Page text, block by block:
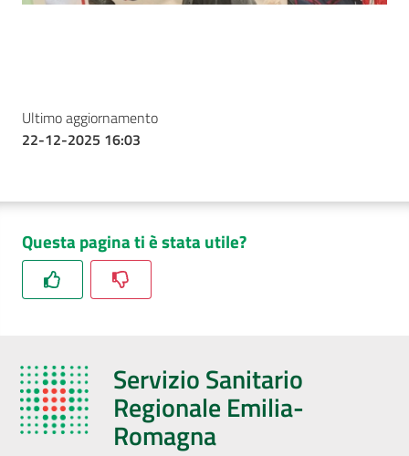
Ultimo aggiornamento
22-12-2025 16:03
Questa pagina ti è stata utile?
Servizio Sanitario
Regionale Emilia-
Romagna